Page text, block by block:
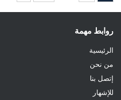
روابط مهمة
الرئيسية
من نحن
إتصل بنا
للإشهار